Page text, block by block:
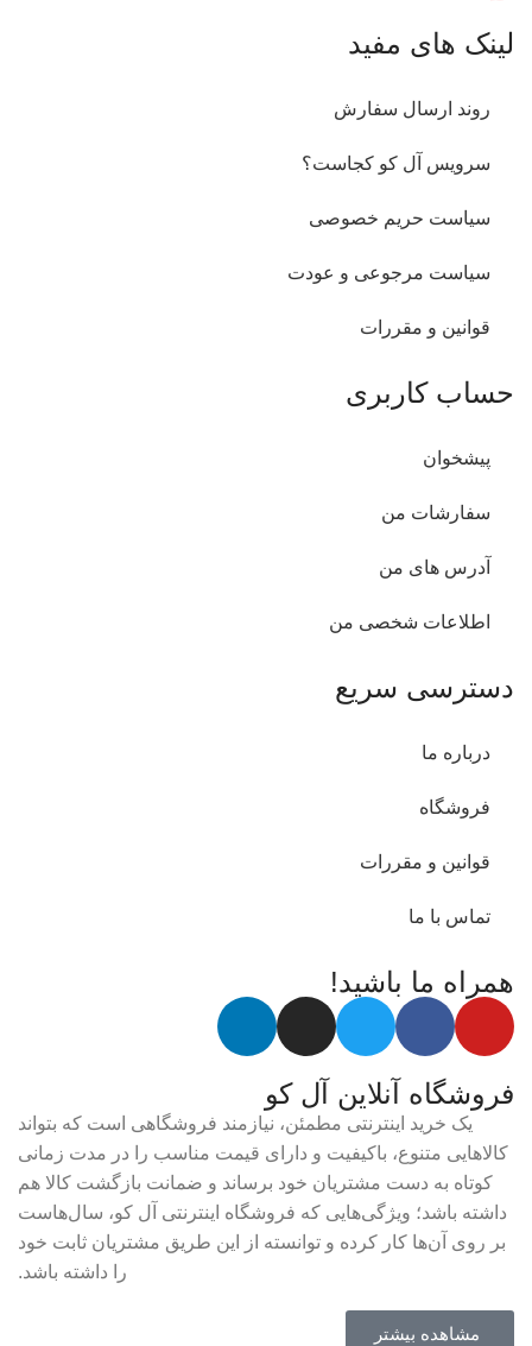
لینک های مفید
روند ارسال سفارش
سرویس آل کو کجاست؟
سیاست حریم خصوصی
سیاست مرجوعی و عودت
قوانین و مقررات
حساب کاربری
پیشخوان
سفارشات من
آدرس های من
اطلاعات شخصی من
دسترسی سریع
درباره ما
فروشگاه
قوانین و مقررات
تماس با ما
همراه ما باشید!
فروشگاه آنلاین آل کو
یک خرید اینترنتی مطمئن، نیازمند فروشگاهی است که بتواند
کالاهایی متنوع، باکیفیت و دارای قیمت مناسب را در مدت زمانی
کوتاه به دست مشتریان خود برساند و ضمانت بازگشت کالا هم
داشته باشد؛ ویژگی‌هایی که فروشگاه اینترنتی آل کو، سال‌هاست
بر روی آن‌ها کار کرده و توانسته از این طریق مشتریان ثابت خود
را داشته باشد.
مشاهده بیشتر